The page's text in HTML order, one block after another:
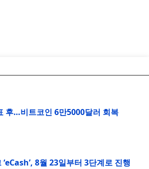
후…비트코인 6만5000달러 회복
8월 23일부터 3단계로 진행